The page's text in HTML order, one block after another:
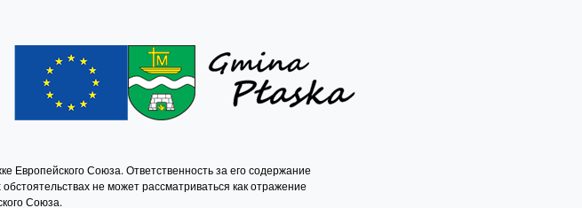
Европейского Союза. Ответственность за его содержание
не может рассматриваться как отражение
Союза.